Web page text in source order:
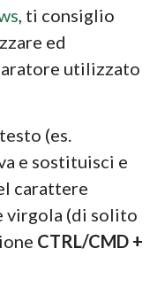
, ti consiglio
ed
utilizzato
(es.
e sostituisci e
carattere
virgola (di solito
CTRL/CMD +